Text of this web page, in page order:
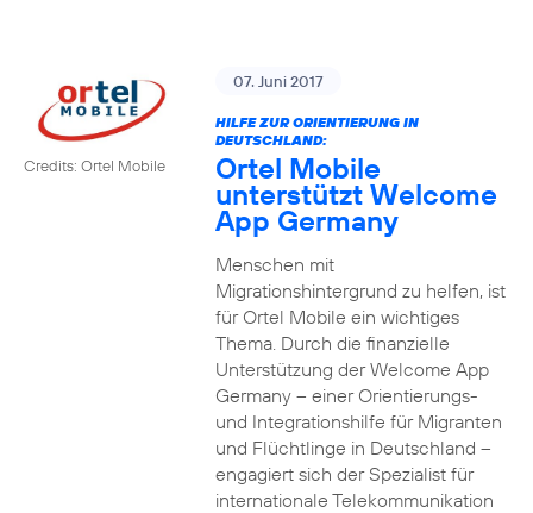
Credits: Ortel Mobile
07. Juni 2017
HILFE ZUR ORIENTIERUNG IN
DEUTSCHLAND:
Ortel Mobile
unterstützt Welcome
App Germany
Menschen mit
Migrationshintergrund zu helfen, ist
für Ortel Mobile ein wichtiges
Thema. Durch die finanzielle
Unterstützung der Welcome App
Germany – einer Orientierungs-
und Integrationshilfe für Migranten
und Flüchtlinge in Deutschland –
engagiert sich der Spezialist für
internationale Telekommunikation